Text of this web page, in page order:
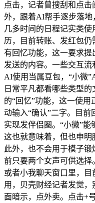
点击，记者曾搜刮和点击
外，跟着AI帮手逐步落
几多时间的日程记实类
历，目前转账、发红包仍
有回忆功能，这一要求提
发送的内容。一些交互
AI使用当属豆包，“小微
日常平凡都看哪些类型的
的“回忆”功能，这一使
动输入“确认”二字。目前
实现发伴侣圈。“小微”能
这也就意味着，但也申明
此外，也不会用于模子
前只要两个女声可供选择
或者小我聊天窗口里，
用，贝壳财经记者发觉
面暗示，点外卖。点击+